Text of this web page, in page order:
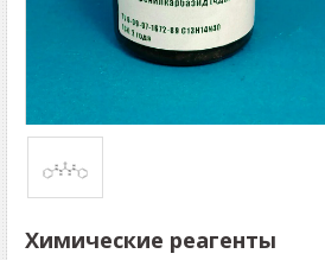
Химические реагенты